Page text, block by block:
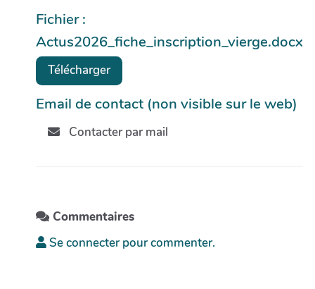
Fichier :
Actus2026_fiche_inscription_vierge.docx
Télécharger
Email de contact (non visible sur le web)
Contacter par mail
Commentaires
Se connecter pour commenter.